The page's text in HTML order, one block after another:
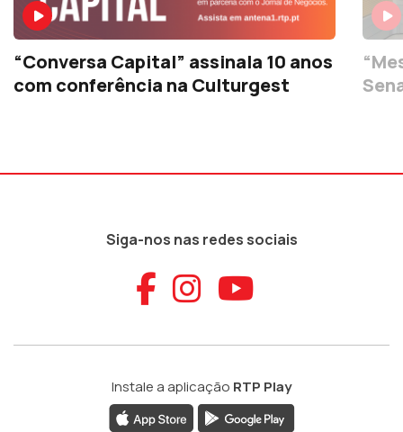
“Conversa Capital” assinala 10 anos
com conferência na Culturgest
Siga-nos nas redes sociais
Aceder ao
Aceder ao
Aceder
Instale a aplicação RTP Play